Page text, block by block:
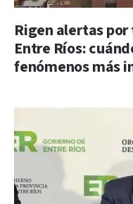
Rigen alertas
Entre Ríos:
fenómenos más